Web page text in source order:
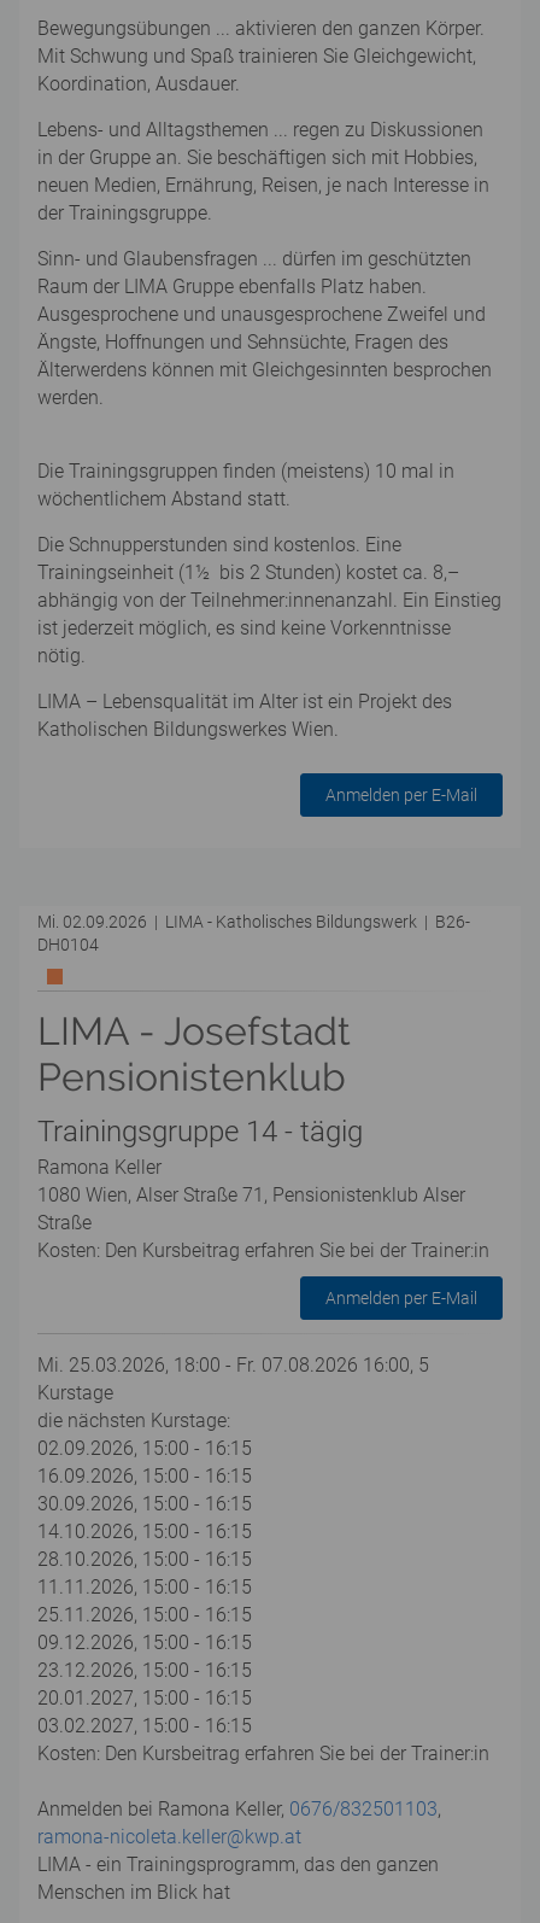
Bewegungsübungen ... aktivieren den ganzen Körper.
Mit Schwung und Spaß trainieren Sie Gleichgewicht,
Koordination, Ausdauer.
Lebens- und Alltagsthemen ... regen zu Diskussionen
in der Gruppe an. Sie beschäftigen sich mit Hobbies,
neuen Medien, Ernährung, Reisen, je nach Interesse in
der Trainingsgruppe.
Sinn- und Glaubensfragen ... dürfen im geschützten
Raum der LIMA Gruppe ebenfalls Platz haben.
Ausgesprochene und unausgesprochene Zweifel und
Ängste, Hoffnungen und Sehnsüchte, Fragen des
Älterwerdens können mit Gleichgesinnten besprochen
werden.
Die Trainingsgruppen finden (meistens) 10 mal in
wöchentlichem Abstand statt.
Die Schnupperstunden sind kostenlos. Eine
Trainingseinheit (1½ bis 2 Stunden) kostet ca. 8,–
abhängig von der Teilnehmer:innenanzahl. Ein Einstieg
ist jederzeit möglich, es sind keine Vorkenntnisse
nötig.
LIMA – Lebensqualität im Alter ist ein Projekt des
Katholischen Bildungswerkes Wien.
Anmelden per E-Mail
Mi. 02.09.2026 | LIMA - Katholisches Bildungswerk | B26-
DH0104
LIMA - Josefstadt
Pensionistenklub
Trainingsgruppe 14 - tägig
Ramona Keller
1080 Wien, Alser Straße 71, Pensionistenklub Alser
Straße
Kosten: Den Kursbeitrag erfahren Sie bei der Trainer:in
Anmelden per E-Mail
Mi. 25.03.2026, 18:00 - Fr. 07.08.2026 16:00, 5
Kurstage
die nächsten Kurstage:
02.09.2026, 15:00 - 16:15
16.09.2026, 15:00 - 16:15
30.09.2026, 15:00 - 16:15
14.10.2026, 15:00 - 16:15
28.10.2026, 15:00 - 16:15
11.11.2026, 15:00 - 16:15
25.11.2026, 15:00 - 16:15
09.12.2026, 15:00 - 16:15
23.12.2026, 15:00 - 16:15
20.01.2027, 15:00 - 16:15
03.02.2027, 15:00 - 16:15
Kosten: Den Kursbeitrag erfahren Sie bei der Trainer:in
Anmelden bei Ramona Keller, 0676/832501103,
ramona-nicoleta.keller@kwp.at
LIMA - ein Trainingsprogramm, das den ganzen
Menschen im Blick hat